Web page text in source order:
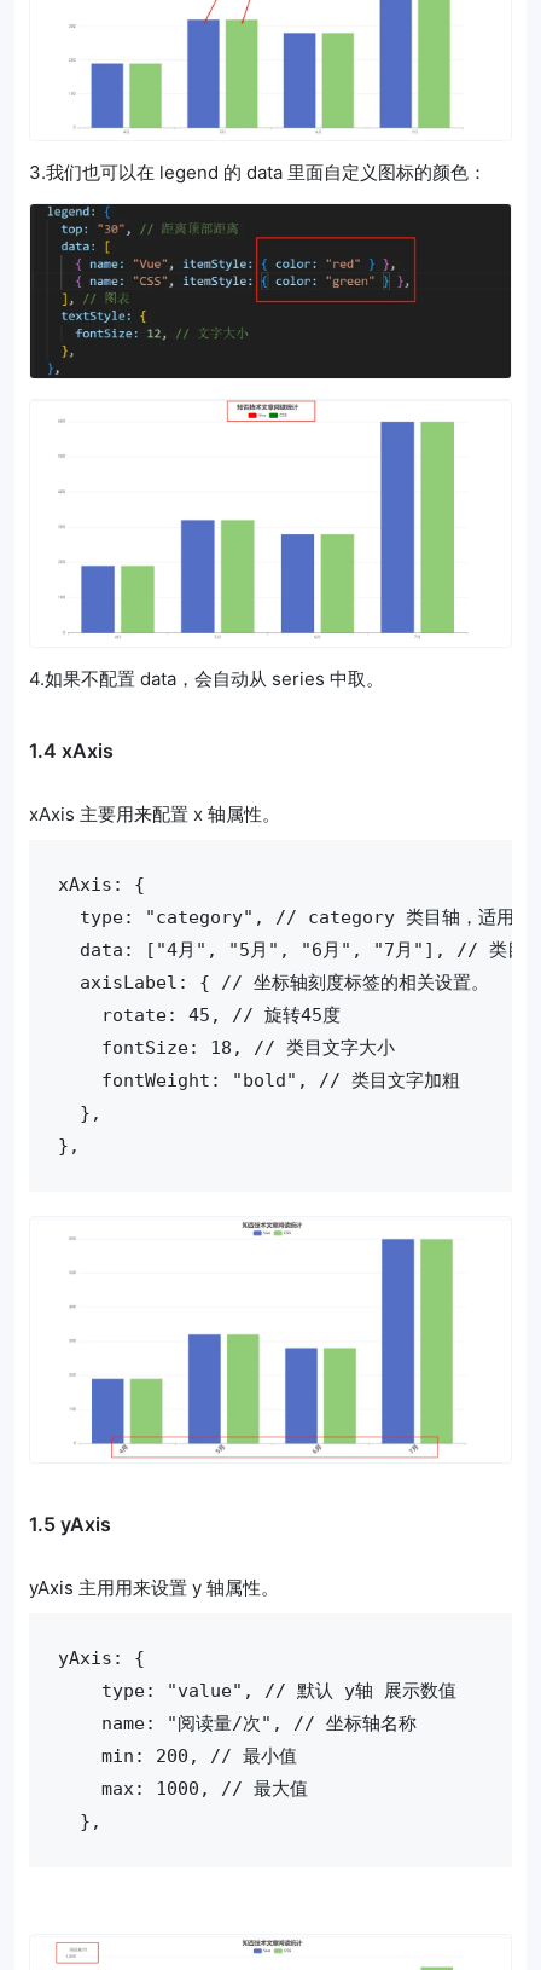
3.我们也可以在 legend 的 data 里面自定义图标的颜色：
4.如果不配置 data，会自动从 series 中取。
1.4 xAxis
xAxis 主要用来配置 x 轴属性。
xAxis: {
type: "category", // category 类目轴，适用于离散
data: ["4月", "5月", "6月", "7月"], // 类目数
axisLabel: { // 坐标轴刻度标签的相关设置。
rotate: 45, // 旋转45度
fontSize: 18, // 类目文字大小
fontWeight: "bold", // 类目文字加粗
},
},
1.5 yAxis
yAxis 主用用来设置 y 轴属性。
yAxis: {
type: "value", // 默认 y轴 展示数值
name: "阅读量/次", // 坐标轴名称
min: 200, // 最小值
max: 1000, // 最大值
},